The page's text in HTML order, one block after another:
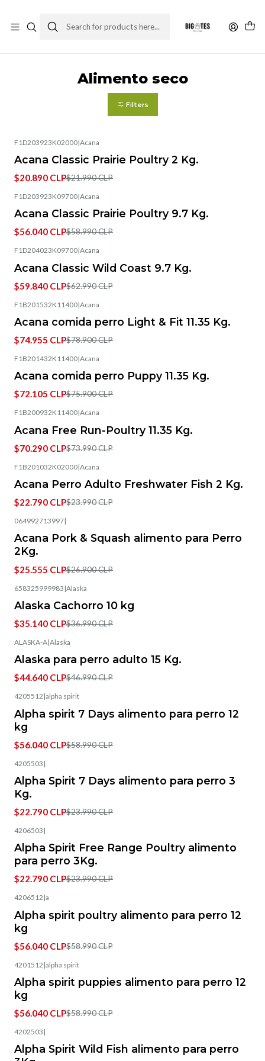
Alimento seco
Filters
F1D203923K02000|Acana
Acana Classic Prairie Poultry 2 Kg.
$20.890 CLP$21.990 CLP
F1D203923K09700|Acana
Acana Classic Prairie Poultry 9.7 Kg.
$56.040 CLP$58.990 CLP
F1D204023K09700|Acana
Acana Classic Wild Coast 9.7 Kg.
$59.840 CLP$62.990 CLP
F1B201532K11400|Acana
Acana comida perro Light & Fit 11.35 Kg.
$74.955 CLP$78.900 CLP
F1B201432K11400|Acana
Acana comida perro Puppy 11.35 Kg.
$72.105 CLP$75.900 CLP
F1B200932K11400|Acana
Acana Free Run-Poultry 11.35 Kg.
$70.290 CLP$73.990 CLP
F1B201032K02000|Acana
Acana Perro Adulto Freshwater Fish 2 Kg.
$22.790 CLP$23.990 CLP
064992713997|
Acana Pork & Squash alimento para Perro
2Kg.
$25.555 CLP$26.900 CLP
658325999983 |Alaska
Alaska Cachorro 10 kg
$35.140 CLP$36.990 CLP
ALASKA-A|Alaska
Alaska para perro adulto 15 Kg.
$44.640 CLP$46.990 CLP
4205512 |alpha spirit
Alpha spirit 7 Days alimento para perro 12
kg
$56.040 CLP$58.990 CLP
4205503 |
Alpha Spirit 7 Days alimento para perro 3
Kg.
$22.790 CLP$23.990 CLP
4206503 |
Alpha Spirit Free Range Poultry alimento
para perro 3Kg.
$22.790 CLP$23.990 CLP
4206512 |a
Alpha spirit poultry alimento para perro 12
kg
$56.040 CLP$58.990 CLP
4201512 |alpha spirit
Alpha spirit puppies alimento para perro 12
kg
$56.040 CLP$58.990 CLP
4202503 |
Alpha Spirit Wild Fish alimento para perro